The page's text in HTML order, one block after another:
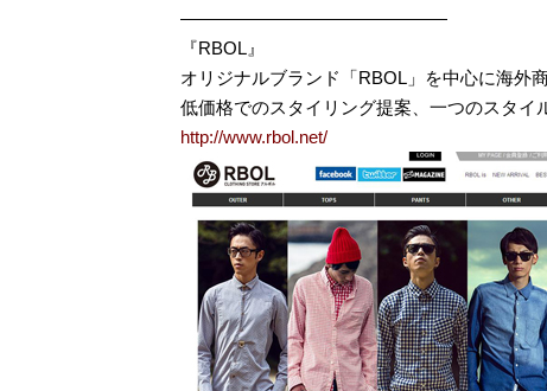
———————————————
『RBOL』
オリジナルブランド「RBOL」を中心に海外
低価格でのスタイリング提案、一つのスタイ
http://www.rbol.net/